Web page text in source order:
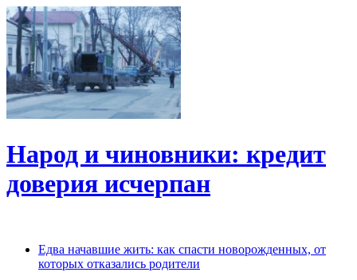
Народ и чиновники: кредит
доверия исчерпан
Едва начавшие жить: как спасти новорожденных, от
которых отказались родители